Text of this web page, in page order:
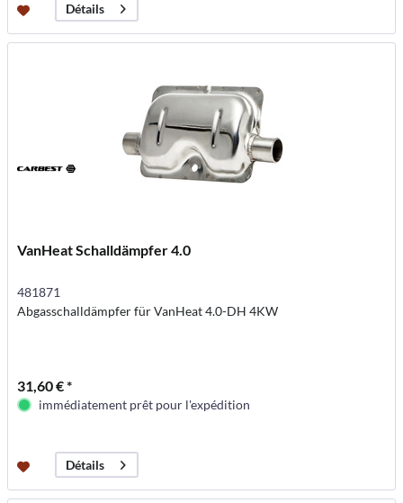
Détails
VanHeat Schalldämpfer 4.0
481871
Abgasschalldämpfer für VanHeat 4.0-DH 4KW
31,60 € *
immédiatement prêt pour l'expédition
Détails